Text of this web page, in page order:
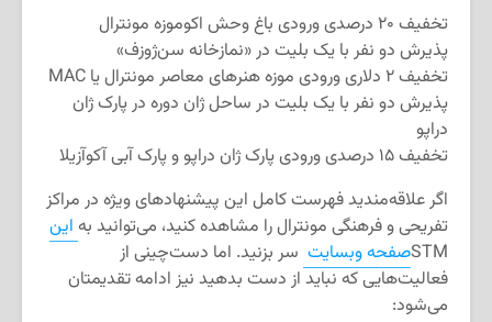
تخفیف ۲۰ درصدی ورودی باغ وحش اکوموزه مونترال
پذیرش دو نفر با یک بلیت در «نمازخانه سن‌ژوزف»
تخفیف ۲ دلاری ورودی موزه هنرهای معاصر مونترال یا
MAC
پذیرش دو نفر با یک بلیت در ساحل ژان دوره در پارک ژان
دراپو
تخفیف ۱۵ درصدی ورودی پارک ژان دراپو و پارک آبی آکوآزیلا
اگر علاقه‌مندید فهرست کامل این پیشنهاد‌های ویژه در مراکز
تفریحی و فرهنگی مونترال را مشاهده کنید، می‌توانید به این
صفحه وبسایتSTM
سر بزنید. اما دست‌چینی از
فعالیت‌هایی که نباید از دست بدهید نیز ادامه تقدیمتان
می‌شود: